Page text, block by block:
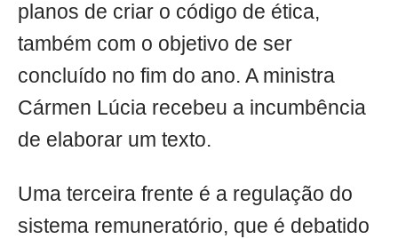
planos de criar o código de ética,
também com o objetivo de ser
concluído no fim do ano. A ministra
Cármen Lúcia recebeu a incumbência
de elaborar um texto.
Uma terceira frente é a regulação do
sistema remuneratório, que é debatido